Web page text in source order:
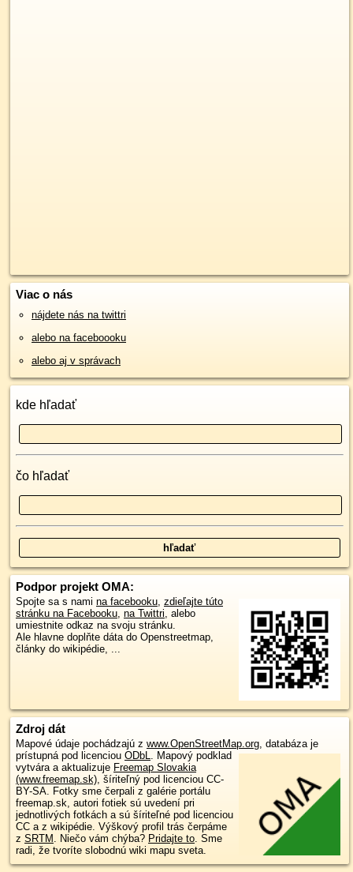
Viac o nás
nájdete nás na twittri
alebo na faceboooku
alebo aj v správach
kde hľadať
čo hľadať
Podpor projekt OMA:
Spojte sa s nami na facebooku, zdieľajte túto
stránku na Facebooku, na Twittri, alebo
umiestnite odkaz na svoju stránku.
Ale hlavne doplňte dáta do Openstreetmap,
články do wikipédie, ...
Zdroj dát
Mapové údaje pochádzajú z www.OpenStreetMap.org, databáza je
prístupná pod licenciou ODbL. Mapový podklad
vytvára a aktualizuje Freemap Slovakia
(www.freemap.sk), šíriteľný pod licenciou CC-
BY-SA. Fotky sme čerpali z galérie portálu
freemap.sk, autori fotiek sú uvedení pri
jednotlivých fotkách a sú šíriteľné pod licenciou
CC a z wikipédie. Výškový profil trás čerpáme
z SRTM . Niečo vám chýba? Pridajte to. Sme
radi, že tvoríte slobodnú wiki mapu sveta.